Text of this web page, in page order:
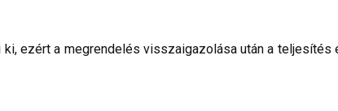
ezért a megrendelés visszaigazolása után a